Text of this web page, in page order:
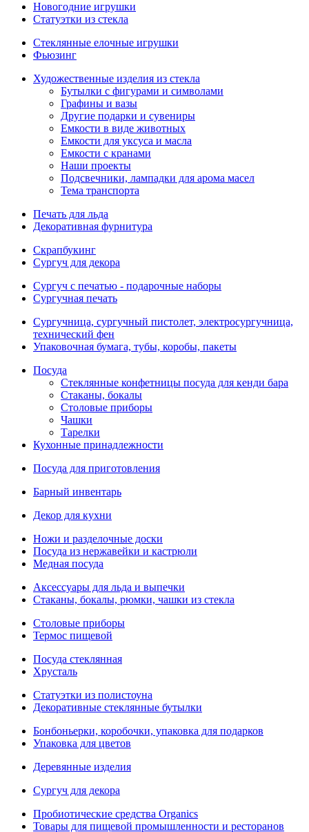
Новогодние игрушки
Статуэтки из стекла
Стеклянные елочные игрушки
Фьюзинг
Художественные изделия из стекла
Бутылки с фигурами и символами
Графины и вазы
Другие подарки и сувениры
Емкости в виде животных
Емкости для уксуса и масла
Емкости с кранами
Наши проекты
Подсвечники, лампадки для арома масел
Тема транспорта
Печать для льда
Декоративная фурнитура
Скрапбукинг
Сургуч для декора
Сургуч с печатью - подарочные наборы
Сургучная печать
Сургучница, сургучный пистолет, электросургучница,
технический фен
Упаковочная бумага, тубы, коробы, пакеты
Посуда
Стеклянные конфетницы посуда для кенди бара
Стаканы, бокалы
Столовые приборы
Чашки
Тарелки
Кухонные принадлежности
Посуда для приготовления
Барный инвентарь
Декор для кухни
Ножи и разделочные доски
Посуда из нержавейки и кастрюли
Медная посуда
Аксессуары для льда и выпечки
Стаканы, бокалы, рюмки, чашки из стекла
Столовые приборы
Термос пищевой
Посуда стеклянная
Хрусталь
Статуэтки из полистоуна
Декоративные стеклянные бутылки
Бонбоньерки, коробочки, упаковка для подарков
Упаковка для цветов
Деревянные изделия
Сургуч для декора
Пробиотические средства Organics
Товары для пищевой промышленности и ресторанов